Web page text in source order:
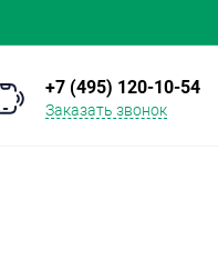
+7 (495) 120-10-54
Заказать звонок